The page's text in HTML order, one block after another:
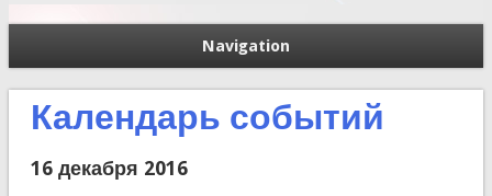
Navigation
Календарь событий
16 декабря 2016
Форма поиска